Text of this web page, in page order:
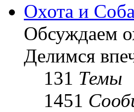
Охота и
Обсуждаем
Делимся
131 Темы
1451